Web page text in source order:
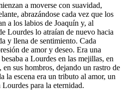
a moverse con suavidad,
abrazándose cada vez que los
a los labios de Joaquín y, al
Lourdes lo atraían de nuevo hacia
y llena de sentimiento. Cada
de amor y deseo. Era una
a Lourdes en las mejillas, en
sus hombros, dejando un rastro de
la escena era un tributo al amor, un
para la eternidad.